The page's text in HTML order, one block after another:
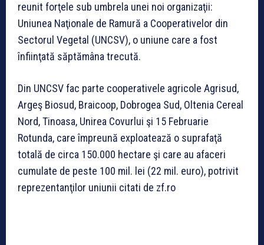
reunit forţele sub umbrela unei noi organizaţii:
Uniunea Naţionale de Ramură a Coopera­tivelor din
Sectorul Vegetal (UNCSV), o uniune care a fost
înfiinţată săptămâna trecută.
Din UNCSV fac parte coopera­tivele agricole Agrisud,
Argeş Biosud, Braicoop, Dobrogea Sud, Oltenia Cereal
Nord, Tinoasa, Unirea Covurlui şi 15 Februarie
Rotunda, care îm­preună exploatează o suprafaţă
totală de circa 150.000 hectare şi care au afaceri
cumulate de peste 100 mil. lei (22 mil. euro), potrivit
reprezen­tanţilor uniunii citati de zf.ro